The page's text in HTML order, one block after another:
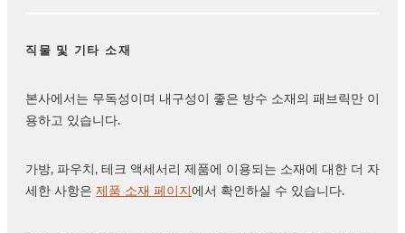
직물 및 기타 소재
본사에서는 무독성이며 내구성이 좋은 방수 소재의 패브릭만 이
용하고 있습니다.
가방, 파우치, 테크 액세서리 제품에 이용되는 소재에 대한 더 자
세한 사항은 제품 소재 페이지 에서 확인하실 수 있습니다.